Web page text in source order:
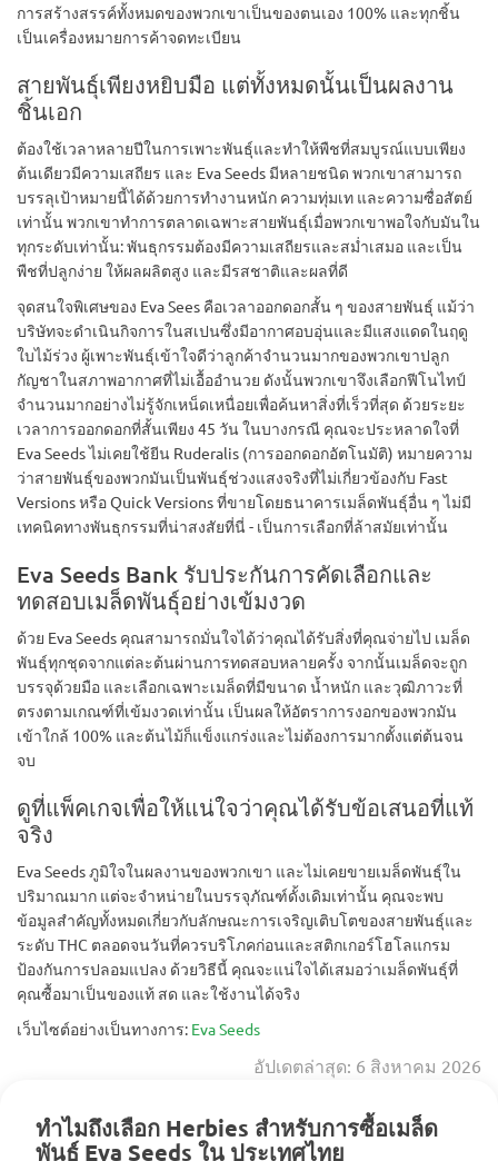
การสร้างสรรค์ทั้งหมดของพวกเขาเป็นของตนเอง 100% และทุกชิ้น
เป็นเครื่องหมายการค้าจดทะเบียน
สายพันธุ์เพียงหยิบมือ แต่ทั้งหมดนั้นเป็นผลงาน
ชิ้นเอก
ต้องใช้เวลาหลายปีในการเพาะพันธุ์และทำให้พืชที่สมบูรณ์แบบเพียง
ต้นเดียวมีความเสถียร และ Eva Seeds มีหลายชนิด พวกเขาสามารถ
บรรลุเป้าหมายนี้ได้ด้วยการทำงานหนัก ความทุ่มเท และความซื่อสัตย์
เท่านั้น พวกเขาทำการตลาดเฉพาะสายพันธุ์เมื่อพวกเขาพอใจกับมันใน
ทุกระดับเท่านั้น: พันธุกรรมต้องมีความเสถียรและสม่ำเสมอ และเป็น
พืชที่ปลูกง่าย ให้ผลผลิตสูง และมีรสชาติและผลที่ดี
จุดสนใจพิเศษของ Eva Sees คือเวลาออกดอกสั้น ๆ ของสายพันธุ์ แม้ว่า
บริษัทจะดำเนินกิจการในสเปนซึ่งมีอากาศอบอุ่นและมีแสงแดดในฤดู
ใบไม้ร่วง ผู้เพาะพันธุ์เข้าใจดีว่าลูกค้าจำนวนมากของพวกเขาปลูก
กัญชาในสภาพอากาศที่ไม่เอื้ออำนวย ดังนั้นพวกเขาจึงเลือกฟีโนไทป์
จำนวนมากอย่างไม่รู้จักเหน็ดเหนื่อยเพื่อค้นหาสิ่งที่เร็วที่สุด ด้วยระยะ
เวลาการออกดอกที่สั้นเพียง 45 วัน ในบางกรณี คุณจะประหลาดใจที่
Eva Seeds ไม่เคยใช้ยีน Ruderalis (การออกดอกอัตโนมัติ) หมายความ
ว่าสายพันธุ์ของพวกมันเป็นพันธุ์ช่วงแสงจริงที่ไม่เกี่ยวข้องกับ Fast
Versions หรือ Quick Versions ที่ขายโดยธนาคารเมล็ดพันธุ์อื่น ๆ ไม่มี
เทคนิคทางพันธุกรรมที่น่าสงสัยที่นี่ - เป็นการเลือกที่ล้าสมัยเท่านั้น
Eva Seeds Bank รับประกันการคัดเลือกและ
ทดสอบเมล็ดพันธุ์อย่างเข้มงวด
ด้วย Eva Seeds คุณสามารถมั่นใจได้ว่าคุณได้รับสิ่งที่คุณจ่ายไป เมล็ด
พันธุ์ทุกชุดจากแต่ละต้นผ่านการทดสอบหลายครั้ง จากนั้นเมล็ดจะถูก
บรรจุด้วยมือ และเลือกเฉพาะเมล็ดที่มีขนาด น้ำหนัก และวุฒิภาวะที่
ตรงตามเกณฑ์ที่เข้มงวดเท่านั้น เป็นผลให้อัตราการงอกของพวกมัน
เข้าใกล้ 100% และต้นไม้ก็แข็งแกร่งและไม่ต้องการมากตั้งแต่ต้นจน
จบ
ดูที่แพ็คเกจเพื่อให้แน่ใจว่าคุณได้รับข้อเสนอที่แท้
จริง
Eva Seeds ภูมิใจในผลงานของพวกเขา และไม่เคยขายเมล็ดพันธุ์ใน
ปริมาณมาก แต่จะจำหน่ายในบรรจุภัณฑ์ดั้งเดิมเท่านั้น คุณจะพบ
ข้อมูลสำคัญทั้งหมดเกี่ยวกับลักษณะการเจริญเติบโตของสายพันธุ์และ
ระดับ THC ตลอดจนวันที่ควรบริโภคก่อนและสติกเกอร์โฮโลแกรม
ป้องกันการปลอมแปลง ด้วยวิธีนี้ คุณจะแน่ใจได้เสมอว่าเมล็ดพันธุ์ที่
คุณซื้อมาเป็นของแท้ สด และใช้งานได้จริง
เว็บไซต์อย่างเป็นทางการ: Eva Seeds
อัปเดตล่าสุด: 6 สิงหาคม 2026
ทำไมถึงเลือก Herbies สำหรับการซื้อเมล็ด
พันธุ์ Eva Seeds ใน ประเทศไทย